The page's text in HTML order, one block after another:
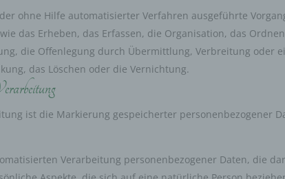
ohne Hilfe automatisierter Verfahren ausgeführte
das Erheben, das Erfassen, die Organisation, das
die Offenlegung durch Übermittlung, Verbreitung oder
das Löschen oder die Vernichtung.
ist die Markierung gespeicherter personenbezogener
Verarbeitung personenbezogener Daten, die